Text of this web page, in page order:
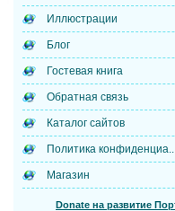
Иллюстрации
Блог
Гостевая книга
Обратная связь
Каталог сайтов
Политика
Магазин
Donate на развитие